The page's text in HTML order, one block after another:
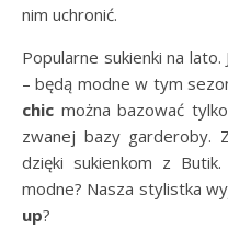
nim uchronić.
Popularne sukienki na lato.
– będą modne w tym
chic można bazować
zwanej bazy garderoby.
dzięki sukienkom z
modne? Nasza stylistka
up?